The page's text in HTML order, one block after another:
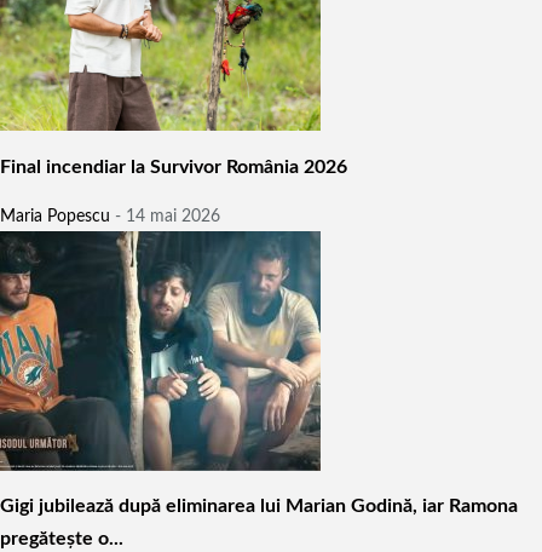
Final incendiar la Survivor România 2026
Maria Popescu - 14 mai 2026
Gigi jubilează după eliminarea lui Marian Godină, iar Ramona
pregătește o...